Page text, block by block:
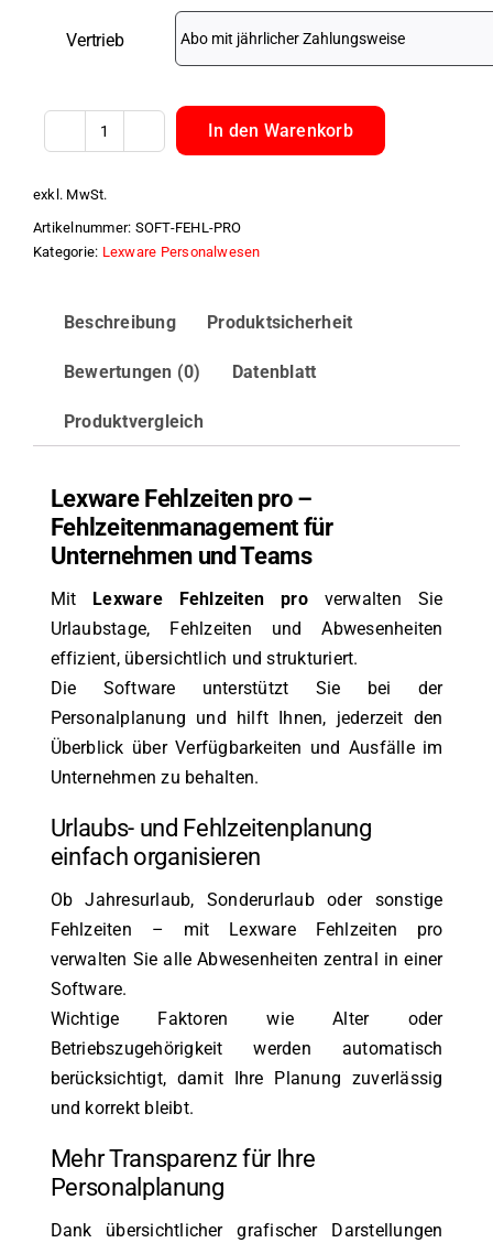
Vertrieb
Lexware
pro
Menge
In den Warenkorb
exkl. MwSt.
Artikelnummer: SOFT-FEHL-PRO
Kategorie: Lexware Personalwesen
Beschreibung Produktsicherheit
Bewertungen (0) Datenblatt
Produktvergleich
Lexware Fehlzeiten pro –
Fehlzeitenmanagement für
Unternehmen und Teams
Mit Lexware Fehlzeiten proverwalten Sie
Urlaubstage, Fehlzeiten und Abwesenheiten
effizient, übersichtlich und strukturiert.
Die Software unterstützt Sie bei der
Personalplanung und hilft Ihnen, jederzeit den
Überblick über Verfügbarkeiten und Ausfälle im
Unternehmen zu behalten.
Urlaubs- und Fehlzeitenplanung
einfach organisieren
Ob Jahresurlaub, Sonderurlaub oder sonstige
Fehlzeiten – mit Lexware Fehlzeiten pro
verwalten Sie alle Abwesenheiten zentral in einer
Software.
Wichtige Faktoren wie Alter oder
Betriebszugehörigkeit werden automatisch
berücksichtigt, damit Ihre Planung zuverlässig
und korrekt bleibt.
Mehr Transparenz für Ihre
Personalplanung
Dank übersichtlicher grafischer Darstellungen